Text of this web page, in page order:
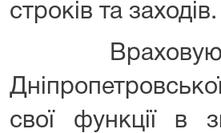
строків та заходів.
Враховуючи
свої функції в